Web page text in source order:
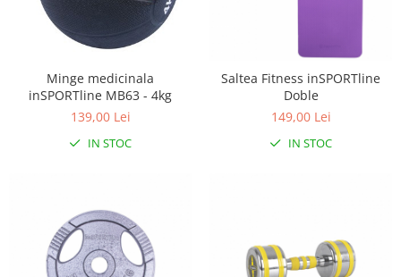
Minge medicinala
inSPORTline MB63 - 4kg
139,00 Lei
IN STOC
Saltea Fitness inSPORTline
Doble
149,00 Lei
IN STOC